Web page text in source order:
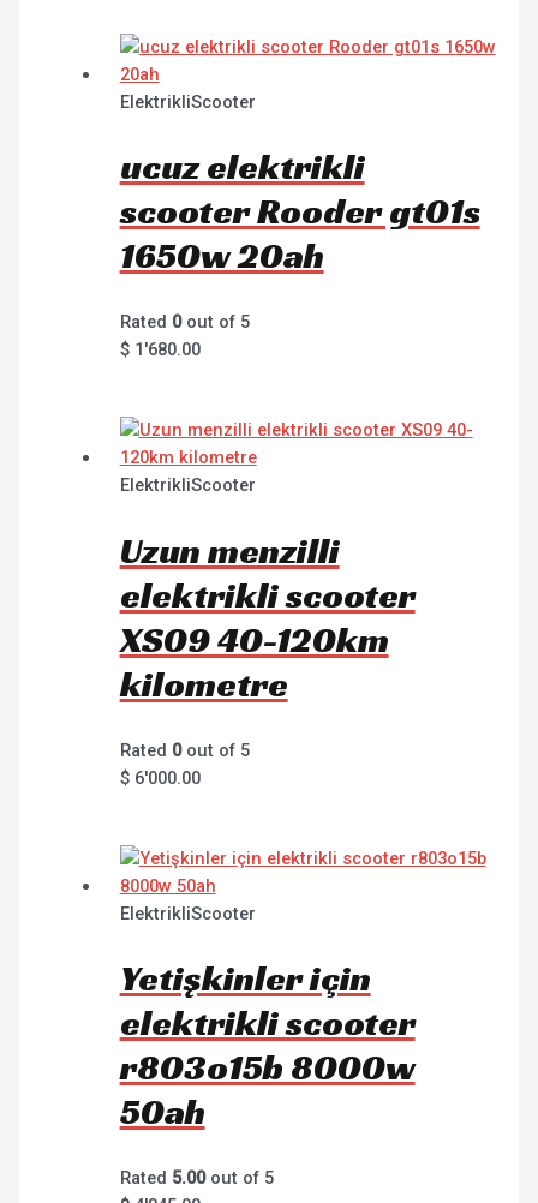
ElektrikliScooter
ucuz elektrikli
scooter Rooder gt01s
1650w 20ah
Rated 0out of 5
$1'680.00
ElektrikliScooter
Uzun menzilli
elektrikli scooter
XS09 40-120km
kilometre
Rated 0out of 5
$6'000.00
ElektrikliScooter
Yetişkinler için
elektrikli scooter
r803o15b 8000w
50ah
Rated 5.00out of 5